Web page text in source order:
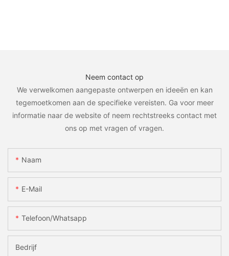
Neem contact op
We verwelkomen aangepaste ontwerpen en ideeën en kan
tegemoetkomen aan de specifieke vereisten. Ga voor meer
informatie naar de website of neem rechtstreeks contact met
ons op met vragen of vragen.
Naam
E-Mail
Telefoon/whatsapp
Bedrijf